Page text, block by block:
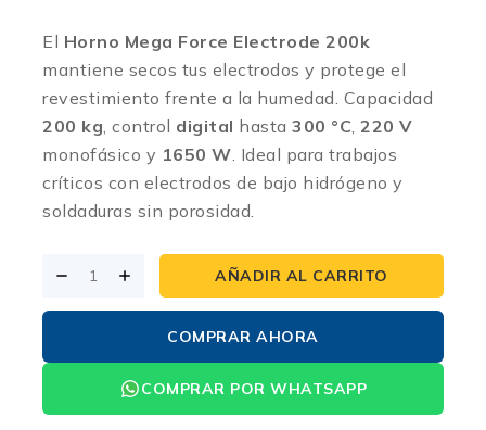
El Horno Mega Force Electrode 200k
mantiene secos tus electrodos y protege el
revestimiento frente a la humedad. Capacidad
200 kg , control digital hasta 300 °C 220 V
monofásico y 1650 W . Ideal para trabajos
críticos con electrodos de bajo hidrógeno y
soldaduras sin porosidad.
AÑADIR AL CARRITO
COMPRAR AHORA
COMPRAR POR WHATSAPP